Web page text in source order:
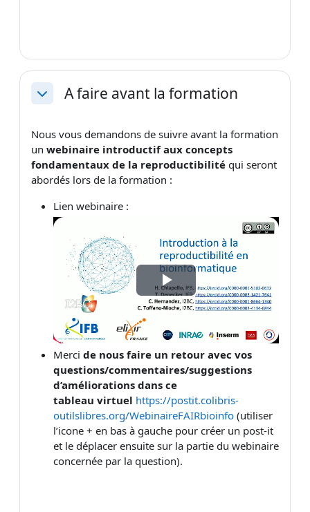
ReplierA faire avant la formation
Nous vous demandons de suivre avant la formation
un webinaire introductif aux concepts
fondamentaux de la reproductibilité qui seront
abordés lors de la formation :
Lien webinaire :
Lire
la
vidéo
Merci de nous faire un retour avec vos
questions/commentaires/suggestions
d’améliorations dans ce
tableau virtuel https://postit.colibris-
outilslibres.org/WebinaireFAIRbioinfo (utiliser
l’icone + en bas à gauche pour créer un post-it
et le déplacer ensuite sur la partie du webinaire
concernée par la question).